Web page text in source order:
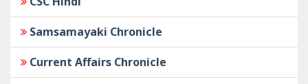
Samsamayaki Chronicle
Current Affairs Chronicle